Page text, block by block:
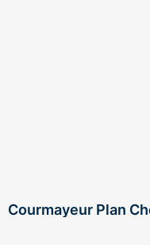
Courmayeur Plan